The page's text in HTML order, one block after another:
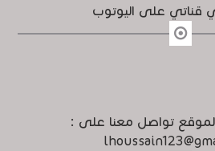
قناتي على اليوتوب
تواصل معنا على :